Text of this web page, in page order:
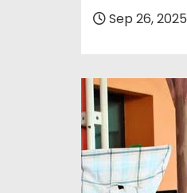
Sep 26, 2025